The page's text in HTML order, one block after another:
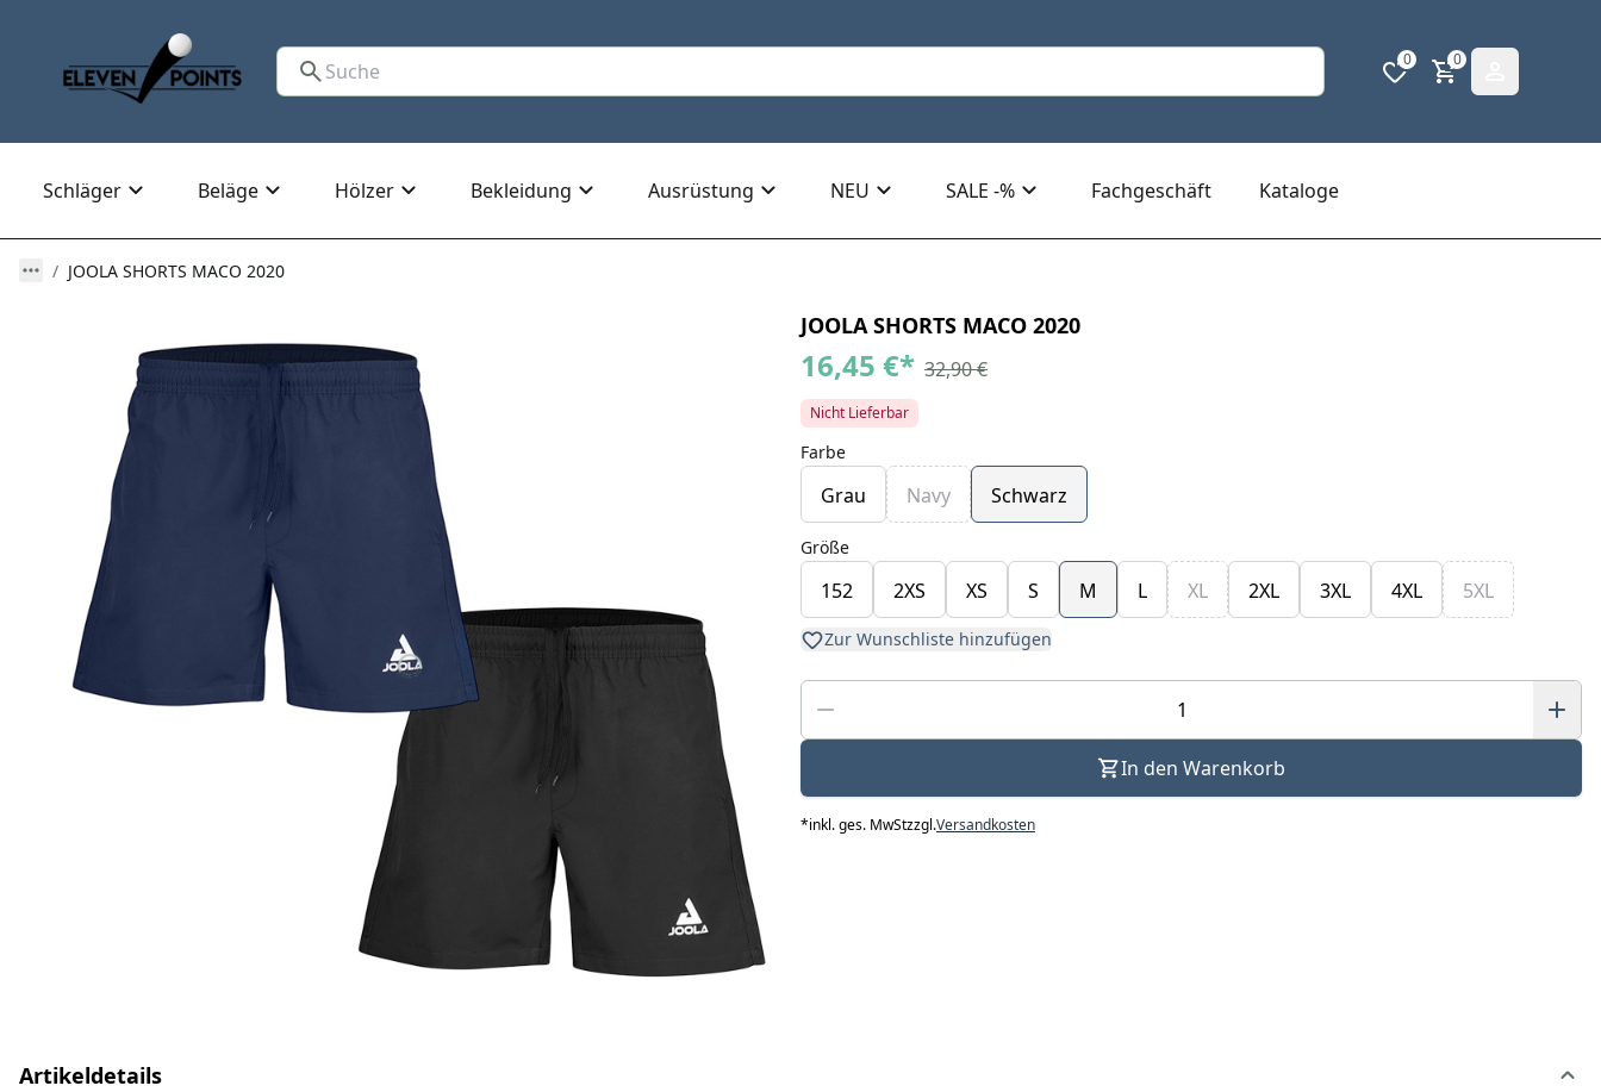
0 0
Schläger Beläge Hölzer Bekleidung Ausrüstung NEU SALE -% Fachgeschäft Kataloge
JOOLA SHORTS MACO 2020
JOOLA SHORTS MACO 2020
16,45 €* 32,90 €
Nicht Lieferbar
Farbe
Grau Navy Schwarz
Größe
152 2XS XS S M L XL 2XL 3XL 4XL 5XL
Zur Wunschliste hinzufügen
In den Warenkorb
*inkl. ges. MwStzzgl.Versandkosten
Artikeldetails